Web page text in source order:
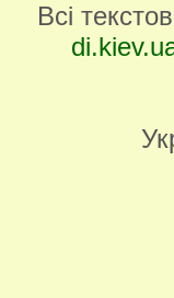
Всі